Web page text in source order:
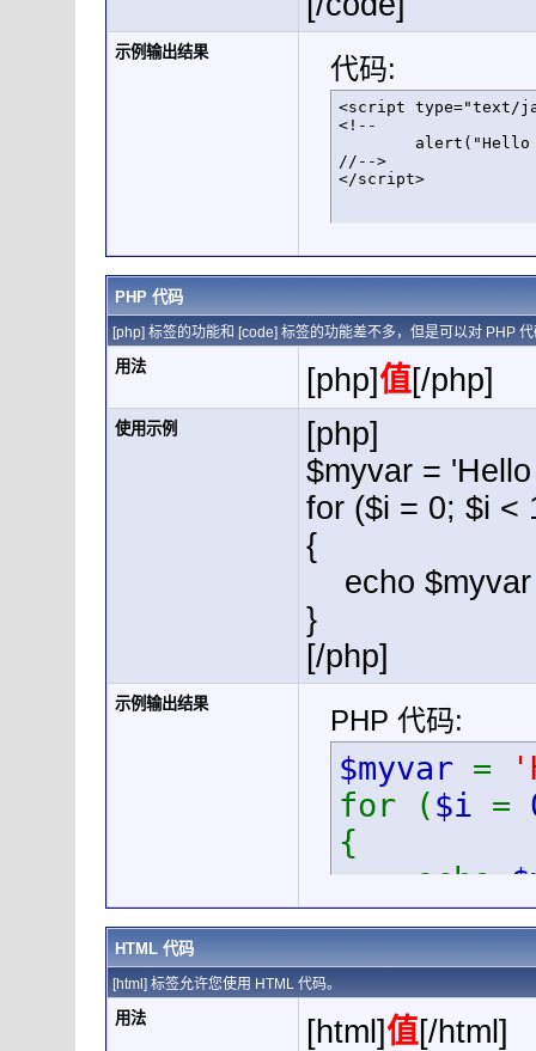
示例输出结果
代码:
<script type="text/
<!--
//-->
</script>
PHP 代码
[php] 标签的功能和 [code] 标签的功能差不多，但是可以对 PHP
用法 [php]值[/php]
使用示例
[php]
$myvar =
for ($i = 0; $i <
{
echo $myvar
}
[/php]
示例输出结果
PHP 代码:
$myvar =
for ($i =
{
echo
}
HTML 代码
[html] 标签允许您使用 HTML 代码。
用法 [html]值[/html]